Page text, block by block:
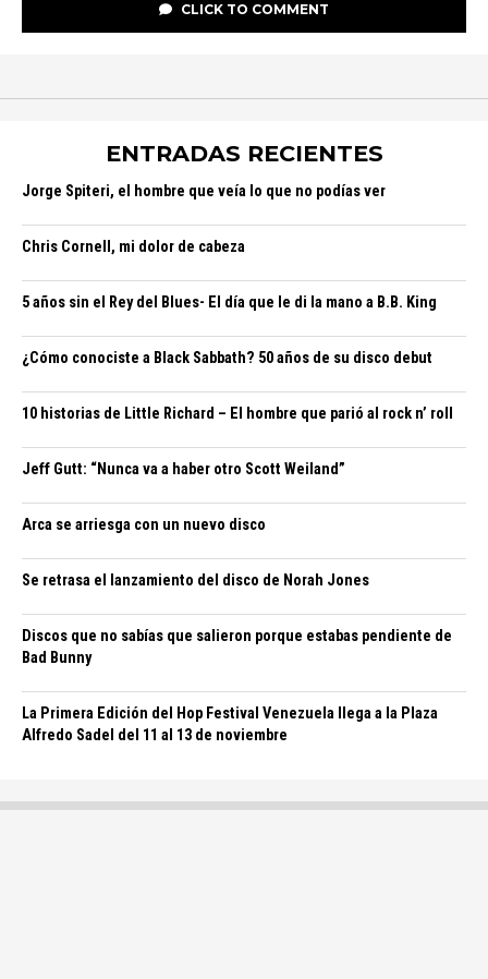
CLICK TO COMMENT
ENTRADAS RECIENTES
Jorge Spiteri, el hombre que veía lo que no podías ver
Chris Cornell, mi dolor de cabeza
5 años sin el Rey del Blues- El día que le di la mano a B.B. King
¿Cómo conociste a Black Sabbath? 50 años de su disco debut
10 historias de Little Richard – El hombre que parió al rock n’ roll
Jeff Gutt: “Nunca va a haber otro Scott Weiland”
Arca se arriesga con un nuevo disco
Se retrasa el lanzamiento del disco de Norah Jones
Discos que no sabías que salieron porque estabas pendiente de
Bad Bunny
La Primera Edición del Hop Festival Venezuela llega a la Plaza
Alfredo Sadel del 11 al 13 de noviembre